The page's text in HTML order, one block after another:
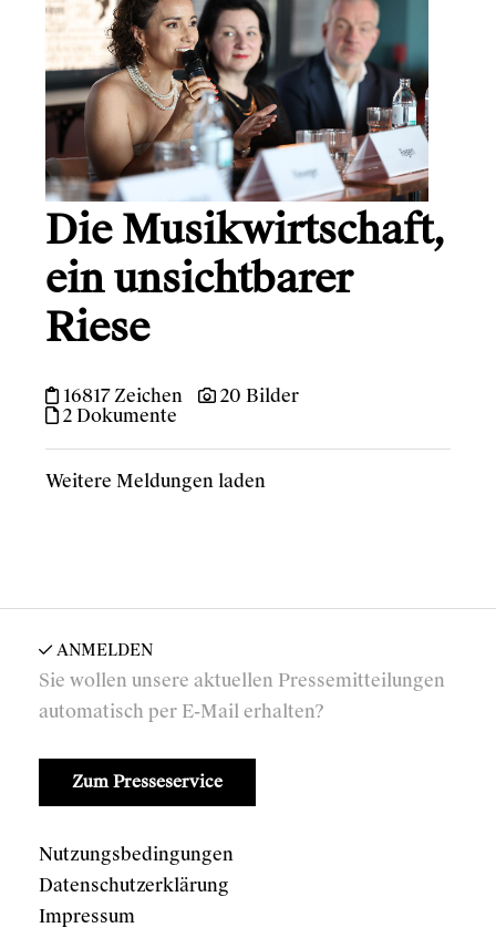
Die Musikwirtschaft,
ein unsichtbarer
Riese
16817 Zeichen
20 Bilder
2 Dokumente
Weitere Meldungen laden
ANMELDEN
Sie wollen unsere aktuellen Pressemitteilungen
automatisch per E-Mail erhalten?
Zum Presseservice
Nutzungsbedingungen
Datenschutzerklärung
Impressum